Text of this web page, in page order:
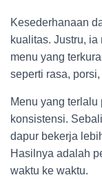
Kesederhanaan
kualitas. Justru,
menu yang
seperti rasa,
Menu yang
konsistensi.
dapur bekerja
Hasilnya adalah
waktu ke waktu.